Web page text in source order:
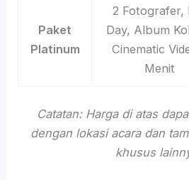
Paket
Platinum
2 Fotografer,
Day, Album
Cinematic
Menit
Catatan: Harga di atas
dengan lokasi acara dan
khusus